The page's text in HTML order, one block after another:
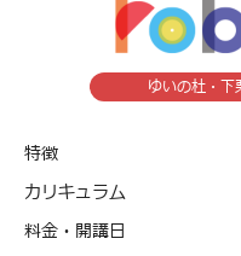
ゆいの杜・
特徴
カリキュラム
料金・開講日